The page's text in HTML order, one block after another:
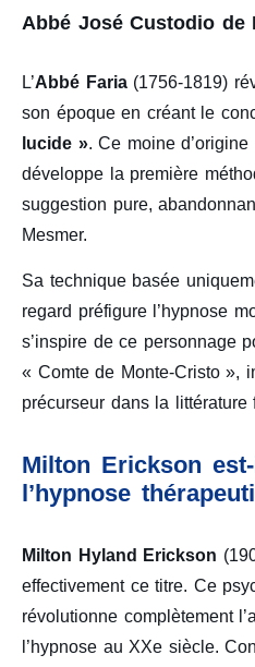
Abbé José Custodio de
L’Abbé Faria(1756-1819)
son époque en créant le
lucide ». Ce moine
développe la première
suggestion pure,
Mesmer.
Sa technique basée
regard préfigure l’hypnose
s’inspire de ce personnage
« Comte de Monte-Cristo »,
précurseur dans la littérature
Milton Erickson
l’hypnose
Milton Hyland Erickson
effectivement ce titre. Ce
révolutionne complètement
l’hypnose au XXe siècle.